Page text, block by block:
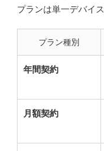
プランは単一デバイ
プラン種別
年間契約
月額契約